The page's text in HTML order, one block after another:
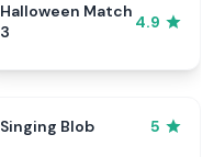
Halloween Match
3
4.9
Singing Blob 5